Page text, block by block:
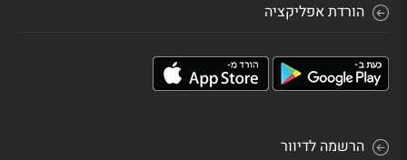
הורדת אפליקציה
הרשמה לדיוור